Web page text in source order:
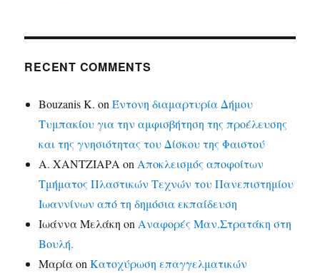
RECENT COMMENTS
Bouzanis K. onΈντονη διαμαρτυρία Δήμου
Τυμπακίου για την αμφισβήτηση της προέλευσης
και της γνησιότητας του Δίσκου της Φαιστού
Α. ΧΑΝΤΖΙΑΡΑ on Αποκλεισμός αποφοίτων
Τμήματος Πλαστικών Τεχνών του Πανεπιστημίου
Ιωαννίνων από τη δημόσια εκπαίδευση
Ιωάννα Μελάκη on Αναφορές Μαν.Στρατάκη στη
Βουλή.
ΜαρίαonΚατοχύρωση επαγγελματικών